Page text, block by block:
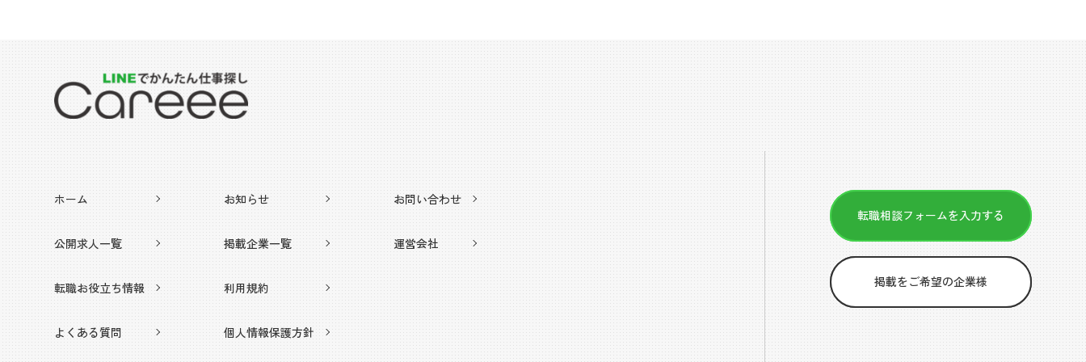
ホーム
公開求人一覧
転職お役立ち情報
よくある質問
お知らせ
掲載企業一覧
利用規約
個人情報保護方針
お問い合わせ
運営会社
転職相談フォームを入力する
掲載をご希望の企業様